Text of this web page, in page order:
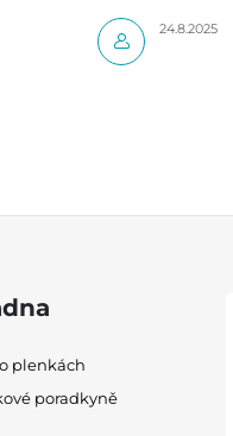
24.8.2025
plenkách
poradkyně